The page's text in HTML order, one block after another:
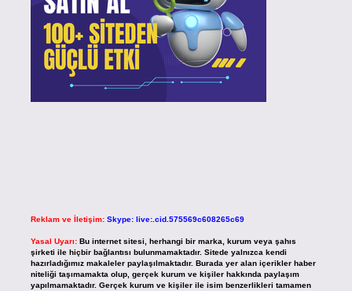
Reklam ve İletişim: Skype: live:.cid.575569c608265c69
Yasal Uyarı: Bu internet sitesi, herhangi bir marka, kurum veya şahıs
şirketi ile hiçbir bağlantısı bulunmamaktadır. Sitede yalnızca kendi
hazırladığımız makaleler paylaşılmaktadır. Burada yer alan içerikler haber
niteliği taşımamakta olup, gerçek kurum ve kişiler hakkında paylaşım
yapılmamaktadır. Gerçek kurum ve kişiler ile isim benzerlikleri tamamen